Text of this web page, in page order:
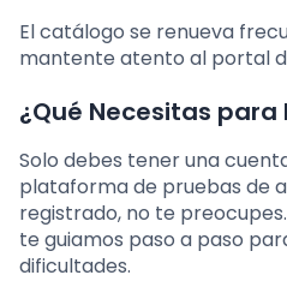
El catálogo se renueva
mantente atento al portal
¿Qué Necesitas para
Solo debes tener una
plataforma de pruebas de
registrado, no te
te guiamos paso a paso
dificultades.